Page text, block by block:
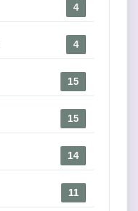
4
4
15
15
14
11